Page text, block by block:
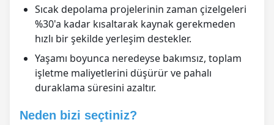
Sıcak depolama projelerinin zaman çizelgeleri
%30'a kadar kısaltarak kaynak gerekmeden
hızlı bir şekilde yerleşim destekler.
Yaşamı boyunca neredeyse bakımsız, toplam
işletme maliyetlerini düşürür ve pahalı
duraklama süresini azaltır.
Neden bizi seçtiniz?